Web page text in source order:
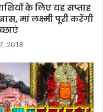
के लिए यह सप्ताह
मां लक्ष्मी पूरी करेंगी
2018